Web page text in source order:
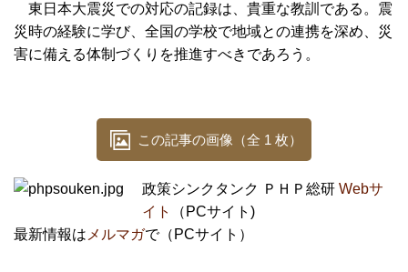
東日本大震災での対応の記録は、貴重な教訓である。震
災時の経験に学び、全国の学校で地域との連携を深め、災
害に備える体制づくりを推進すべきであろう。
この記事の画像（全 1 枚）
政策シンクタンク ＰＨＰ総研Webサ
イト
（PCサイト)
最新情報は メルマガで（PCサイト）